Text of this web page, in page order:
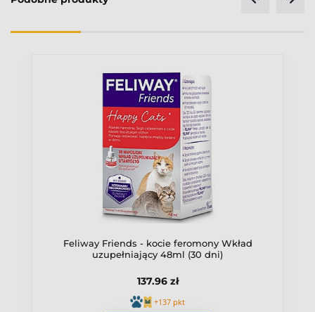
Feliway Friends - kocie feromony Wkład
uzupełniający 48ml (30 dni)
137.96 zł
+137 pkt